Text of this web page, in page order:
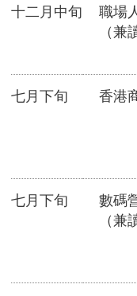
十二月中旬
職場
（兼
七月下旬 香港
七月下旬
數碼
（兼